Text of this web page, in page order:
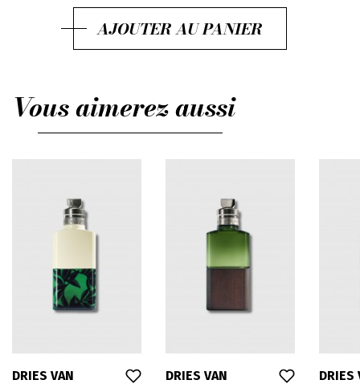
AJOUTER AU PANIER
Vous aimerez aussi
DRIES VAN
DRIES VAN
DRIES